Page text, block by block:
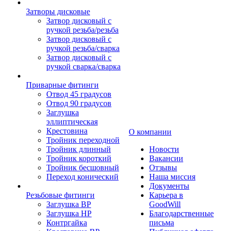
Затворы дисковые
Затвор дисковый с
ручкой резьба/резьба
Затвор дисковый с
ручкой резьба/сварка
Затвор дисковый с
ручкой сварка/сварка
Приварные фитинги
Отвод 45 градусов
Отвод 90 градусов
Заглушка
эллиптическая
Крестовина
Тройник переходной
Тройник длинный
Тройник короткий
Тройник бесшовный
Переход конический
Резьбовые фитинги
Заглушка ВР
Заглушка НР
Контргайка
О компании
Новости
Вакансии
Отзывы
Наша миссия
Документы
Карьера в
GoodWill
Благодарственные
письма